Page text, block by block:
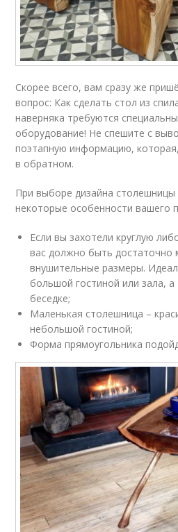
Скорее всего, вам сразу же
вопрос: Как сделать стол из
наверняка требуются
оборудование! Не спешите с
поэтапную информацию,
в обратном.
При выборе дизайна
некоторые особенности вашего
Если вы захотели круглую
вас должно быть достаточно
внушительные размеры.
большой гостиной или зала,
беседке;
Маленькая столешница –
небольшой гостиной;
Форма прямоугольника